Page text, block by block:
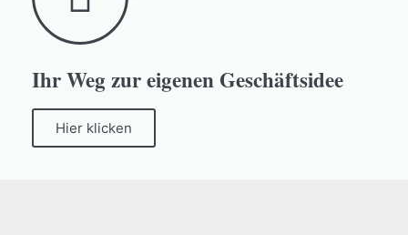
Ihr Weg zur eigenen Geschäftsidee
Hier klicken